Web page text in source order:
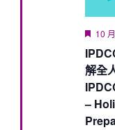
解全
–
10